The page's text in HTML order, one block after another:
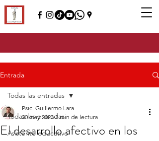
Entrada
Todas las entradas
Asistente educativo
Todas las entradas
El desarrollo afectivo en los
Psic. Guillermo Lara
20 may 2023 2 min de lectura